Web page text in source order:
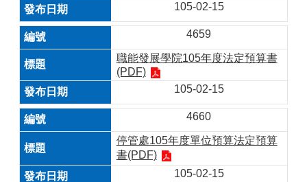
105-02-15
4659
職能發展學院105年度法定預算書
(PDF)
105-02-15
4660
停管處105年度單位預算法定預算
書(PDF)
105-02-15